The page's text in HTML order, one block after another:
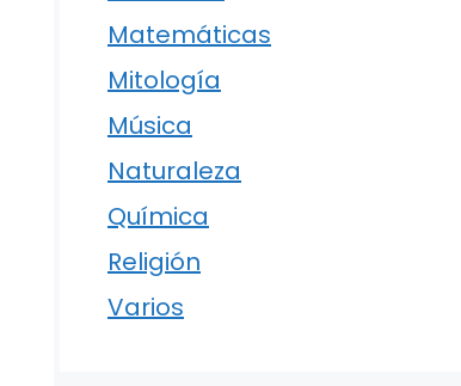
Matemáticas
Mitología
Música
Naturaleza
Química
Religión
Varios